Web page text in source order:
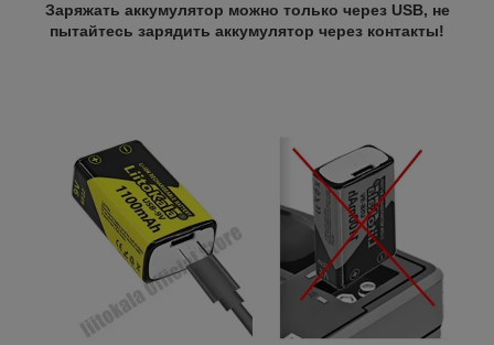
Заряжать аккумулятор можно только через USB, не
пытайтесь зарядить аккумулятор через контакты!